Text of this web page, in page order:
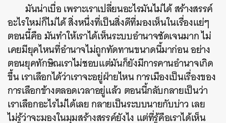
มันน่าเบื่อ เพราะเราเปลี่ยนอะไรมันไม่ได้ สร้างสรรค์
อะไรใหม่ก็ไม่ได้ สิ่งหนึ่งที่เป็นสิ่งดีที่มองเห็นในเรื่องแย่ๆ
ตอนนี้คือ มันทำให้เราได้เห็นระบบอำนาจชัดเจนมาก ไม่
เคยมียุคไหนที่อำนาจไม่ถูกทัดทานขนาดนี้มาก่อน อย่าง
ตอนยุคทักษิณเราไม่ชอบแต่มันก็ยังมีการคานอำนาจเกิด
ขึ้น เราเลือกได้ว่าเราจะอยู่ฝ่ายไหน การเมืองเป็นเรื่องของ
การเลือกข้างตลอดเวลาอยู่แล้ว ตอนนี้กลับกลายเป็นว่า
เราเลือกอะไรไม่ได้เลย กลายเป็นระบบนายกับบ่าว เลย
ไม่รู้ว่าจะมองในมุมสร้างสรรค์ยังไง แต่ที่รู้คือเราได้เห็น